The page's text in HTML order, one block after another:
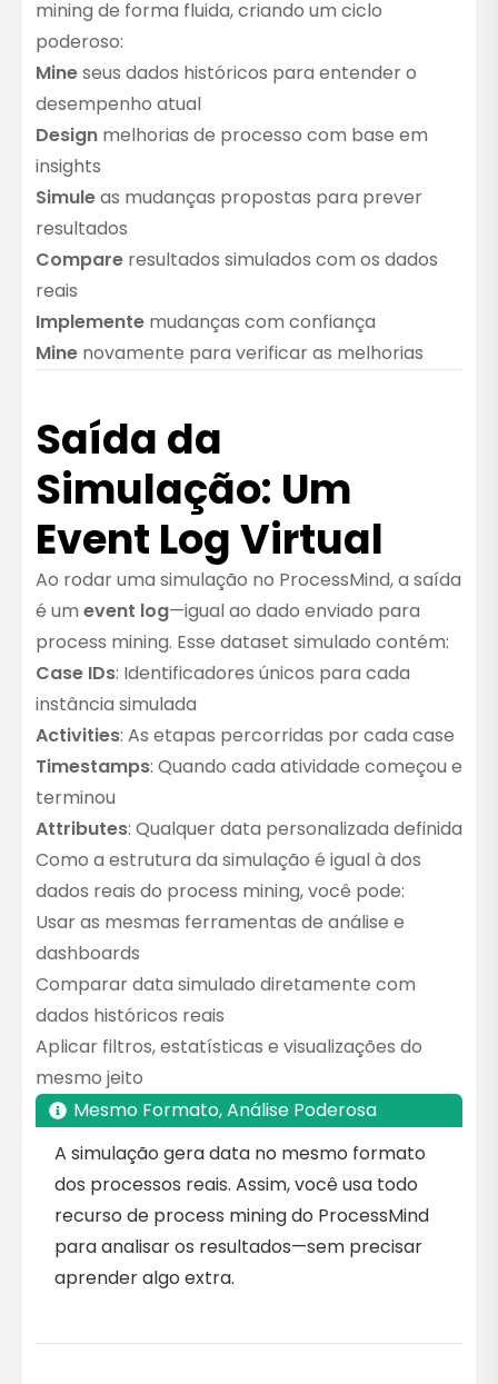
mining de forma fluida, criando um ciclo
poderoso:
Mineseus dados históricos para entender o
desempenho atual
Design melhorias de processo com base em
insights
Simuleas mudanças propostas para prever
resultados
Compare resultados simulados com os dados
reais
Implemente mudanças com confiança
Mine novamente para verificar as melhorias
Saída da
Simulação: Um
Event Log Virtual
Ao rodar uma simulação no ProcessMind, a saída
é um event log—igual ao dado enviado para
process mining. Esse dataset simulado contém:
Case IDs: Identificadores únicos para cada
instância simulada
Activities: As etapas percorridas por cada case
Timestamps: Quando cada atividade começou e
terminou
Attributes: Qualquer data personalizada definida
Como a estrutura da simulação é igual à dos
dados reais do process mining, você pode:
Usar as mesmas ferramentas de análise e
dashboards
Comparar data simulado diretamente com
dados históricos reais
Aplicar filtros, estatísticas e visualizações do
mesmo jeito
Mesmo Formato, Análise Poderosa
A simulação gera data no mesmo formato
dos processos reais. Assim, você usa todo
recurso de process mining do ProcessMind
para analisar os resultados—sem precisar
aprender algo extra.